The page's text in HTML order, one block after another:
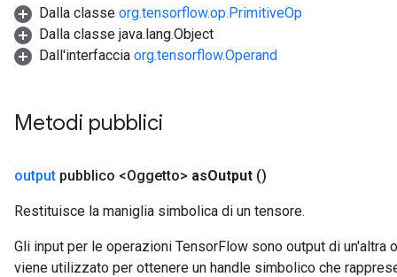
Dalla classe org.tensorflow.op.PrimitiveOp
Dalla classe java.lang.Object
Dall'interfaccia org.tensorflow.Operand
Metodi pubblici
output pubblico <Oggetto> asOutput ()
Restituisce la maniglia simbolica di un tensore.
Gli input per le operazioni TensorFlow sono output di un'altra
viene utilizzato per ottenere un handle simbolico che